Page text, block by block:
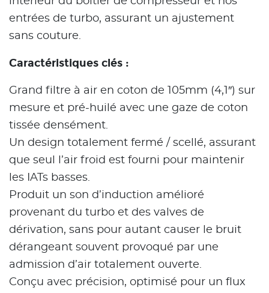
entrées de turbo, assurant un ajustement
sans couture.
Caractéristiques clés :
Grand filtre à air en coton de 105mm (4,1″) sur
mesure et pré-huilé avec une gaze de coton
tissée densément.
Un design totalement fermé / scellé, assurant
que seul l’air froid est fourni pour maintenir
les IATs basses.
Produit un son d’induction amélioré
provenant du turbo et des valves de
dérivation, sans pour autant causer le bruit
dérangeant souvent provoqué par une
admission d’air totalement ouverte.
Conçu avec précision, optimisé pour un flux